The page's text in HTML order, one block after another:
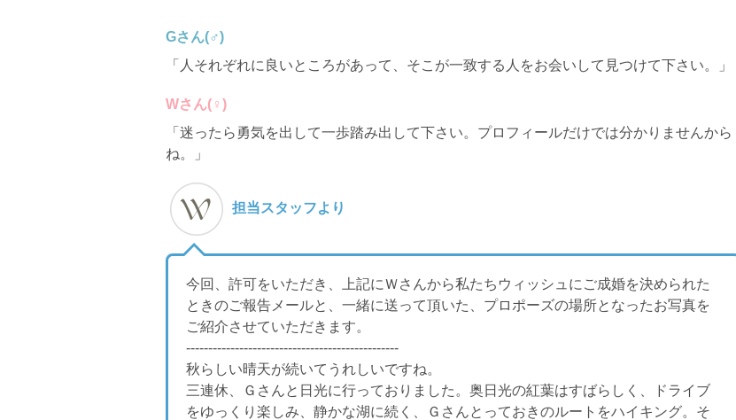
Gさん(♂)
「人それぞれに良いところがあって、そこが一致する人をお会いして見つけて下さい。」
Wさん(♀)
「迷ったら勇気を出して一歩踏み出して下さい。プロフィールだけでは分かりませんから
ね。」
担当スタッフより
今回、許可をいただき、上記にＷさんから私たちウィッシュにご成婚を決められた
ときのご報告メールと、一緒に送って頂いた、プロポーズの場所となったお写真を
ご紹介させていただきます。
------------------------------------------------
秋らしい晴天が続いてうれしいですね。
三連休、Ｇさんと日光に行っておりました。奥日光の紅葉はすばらしく、ドライブ
をゆっくり楽しみ、静かな湖に続く、Ｇさんとっておきのルートをハイキング。そ